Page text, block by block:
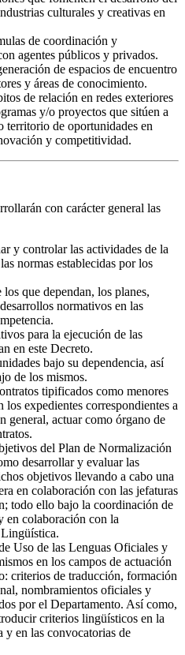
culturales y creativas en
de coordinación y
agentes públicos y privados.
de espacios de encuentro
y áreas de conocimiento.
de relación en redes exteriores
y/o proyectos que sitúen a
territorio de oportunidades en
y competitividad.
con carácter general las
y controlar las actividades de la
normas establecidas por los
que dependan, los planes,
normativos en las
para la ejecución de las
en este Decreto.
bajo su dependencia, así
de los mismos.
tipificados como menores
expedientes correspondientes a
general, actuar como órgano de
del Plan de Normalización
desarrollar y evaluar las
objetivos llevando a cabo una
en colaboración con las jefaturas
todo ello bajo la coordinación de
en colaboración con la
Uso de las Lenguas Oficiales y
en los campos de actuación
criterios de traducción, formación
nombramientos oficiales y
por el Departamento. Así como,
criterios lingüísticos en la
y en las convocatorias de